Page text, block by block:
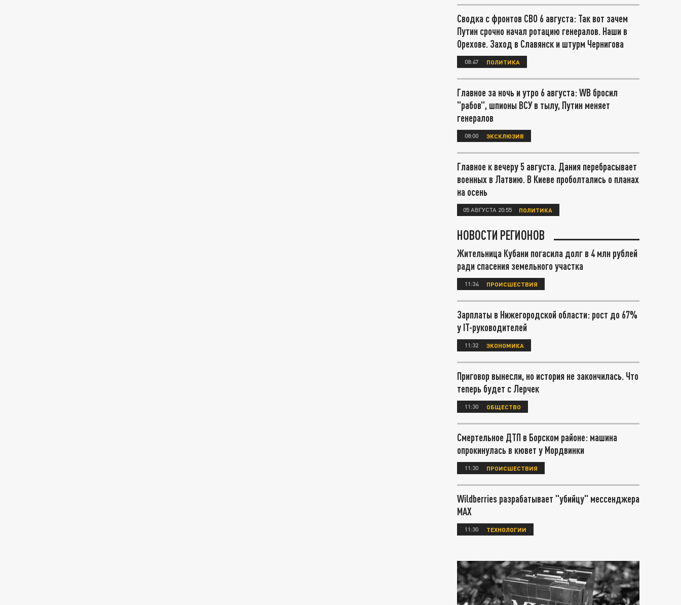
Сводка с фронтов СВО 6 августа: Так вот зачем
Путин срочно начал ротацию генералов. Наши в
Орехове. Заход в Славянск и штурм Чернигова
08:47 ПОЛИТИКА
Главное за ночь и утро 6 августа: WB бросил
"рабов", шпионы ВСУ в тылу, Путин меняет
генералов
08:00 ЭКСКЛЮЗИВ
Главное к вечеру 5 августа. Дания перебрасывает
военных в Латвию. В Киеве проболтались о планах
на осень
05 АВГУСТА 20:55 ПОЛИТИКА
НОВОСТИ РЕГИОНОВ
Жительница Кубани погасила долг в 4 млн рублей
ради спасения земельного участка
11:34 ПРОИСШЕСТВИЯ
Зарплаты в Нижегородской области: рост до 67%
у IT-руководителей
11:32 ЭКОНОМИКА
Приговор вынесли, но история не закончилась. Что
теперь будет с Лерчек
11:30 ОБЩЕСТВО
Смертельное ДТП в Борском районе: машина
опрокинулась в кювет у Мордвинки
11:30 ПРОИСШЕСТВИЯ
Wildberries разрабатывает "убийцу" мессенджера
МАХ
11:30 ТЕХНОЛОГИИ